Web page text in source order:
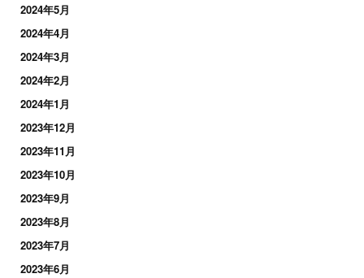
2024年5月
2024年4月
2024年3月
2024年2月
2024年1月
2023年12月
2023年11月
2023年10月
2023年9月
2023年8月
2023年7月
2023年6月